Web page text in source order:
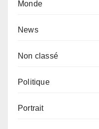
Monde
News
Non classé
Politique
Portrait